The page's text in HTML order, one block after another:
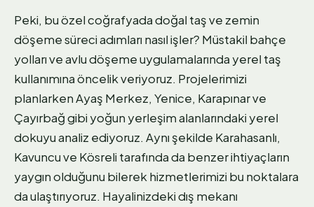
Peki, bu özel coğrafyada doğal taş ve zemin
döşeme süreci adımları nasıl işler? Müstakil bahçe
yolları ve avlu döşeme uygulamalarında yerel taş
kullanımına öncelik veriyoruz. Projelerimizi
planlarken Ayaş Merkez, Yenice, Karapınar ve
Çayırbağ gibi yoğun yerleşim alanlarındaki yerel
dokuyu analiz ediyoruz. Aynı şekilde Karahasanlı,
Kavuncu ve Kösreli tarafında da benzer ihtiyaçların
yaygın olduğunu bilerek hizmetlerimizi bu noktalara
da ulaştırıyoruz. Hayalinizdeki dış mekanı